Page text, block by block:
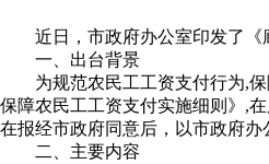
近日，市政府办公室印发了《
一、出台背景
为规范农民工工资支付行为,
保障农民工工资支付实施细则》,
在报经市政府同意后，以市政府办
二、主要内容